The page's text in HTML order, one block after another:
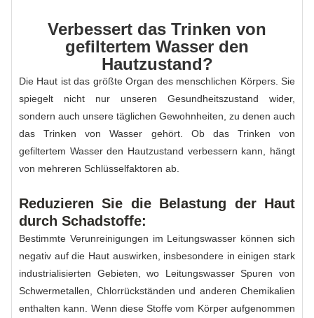
Verbessert das Trinken von
gefiltertem Wasser den
Hautzustand?
Die Haut ist das größte Organ des menschlichen Körpers. Sie
spiegelt nicht nur unseren Gesundheitszustand wider,
sondern auch unsere täglichen Gewohnheiten, zu denen auch
das Trinken von Wasser gehört. Ob das Trinken von
gefiltertem Wasser den Hautzustand verbessern kann, hängt
von mehreren Schlüsselfaktoren ab.
Reduzieren Sie die Belastung der Haut
durch Schadstoffe:
Bestimmte Verunreinigungen im Leitungswasser können sich
negativ auf die Haut auswirken, insbesondere in einigen stark
industrialisierten Gebieten, wo Leitungswasser Spuren von
Schwermetallen, Chlorrückständen und anderen Chemikalien
enthalten kann. Wenn diese Stoffe vom Körper aufgenommen